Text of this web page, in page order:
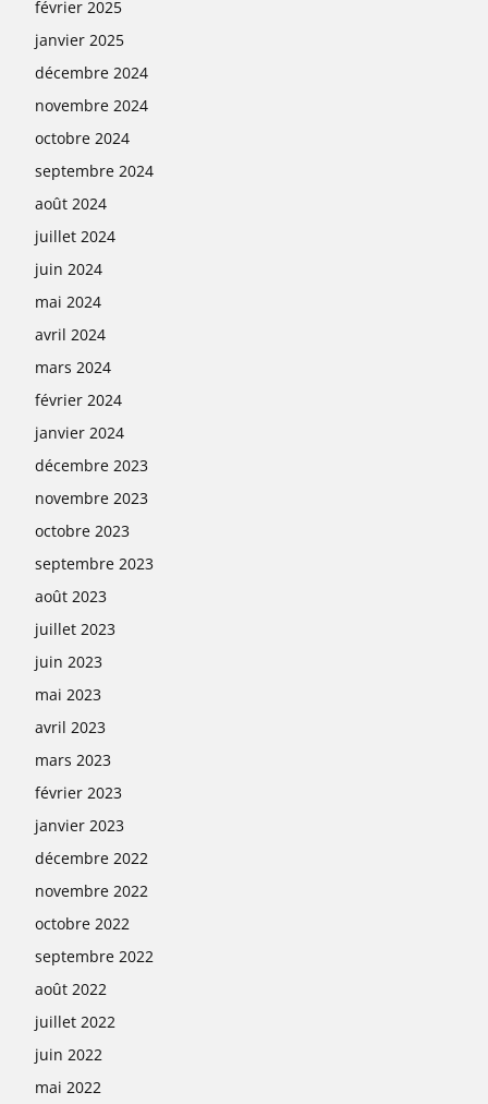
février 2025
janvier 2025
décembre 2024
novembre 2024
octobre 2024
septembre 2024
août 2024
juillet 2024
juin 2024
mai 2024
avril 2024
mars 2024
février 2024
janvier 2024
décembre 2023
novembre 2023
octobre 2023
septembre 2023
août 2023
juillet 2023
juin 2023
mai 2023
avril 2023
mars 2023
février 2023
janvier 2023
décembre 2022
novembre 2022
octobre 2022
septembre 2022
août 2022
juillet 2022
juin 2022
mai 2022